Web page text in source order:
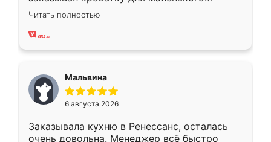
ребёнка при его рождении ,во второй раз
заказал шкаф-купе. По качеству очень
хорошее сборка достаточно быстрая,
меньше, здесь же он более разнообразный.
Мне нравится ,если что-то потребуется из
мебели буду заказывать только здесь.
Читать полностью
Мальвина
6 августа 2026
Заказывала кухню в Ренессанс, осталась
очень довольна. Менеджер всё быстро